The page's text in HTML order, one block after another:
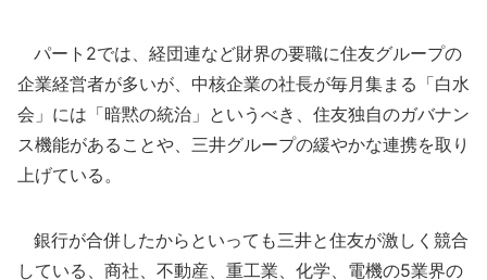
パート2では、経団連など財界の要職に住友グループの
企業経営者が多いが、中核企業の社長が毎月集まる「白水
会」には「暗黙の統治」というべき、住友独自のガバナン
ス機能があることや、三井グループの緩やかな連携を取り
上げている。
銀行が合併したからといっても三井と住友が激しく競合
している、商社、不動産、重工業、化学、電機の5業界の